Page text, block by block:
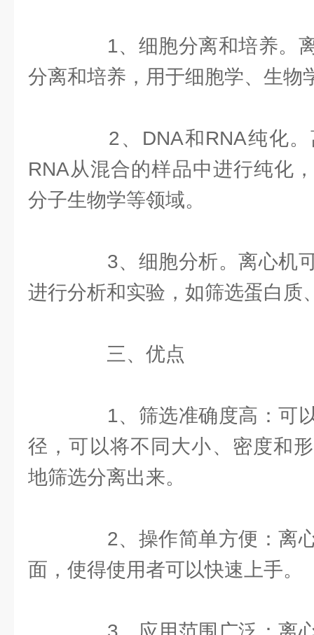
1、细胞分离和培养。离
分离和培养，用于细胞学、生物
2、DNA和RNA纯化。
RNA从混合的样品中进行纯化
分子生物学等领域。
3、细胞分析。离心机可
进行分析和实验，如筛选蛋白质
三、优点
1、筛选准确度高：可以
径，可以将不同大小、密度和
地筛选分离出来。
2、操作简单方便：离心
面，使得使用者可以快速上手。